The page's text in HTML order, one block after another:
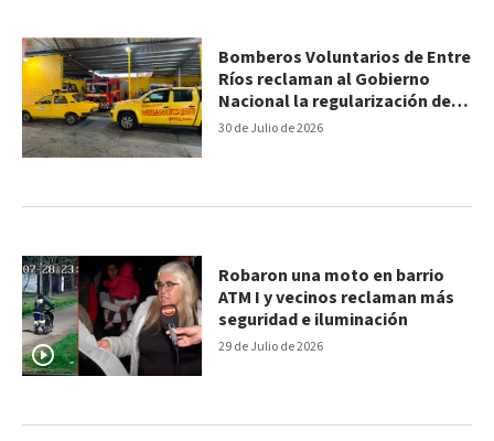
30 de Julio de 2026
Bomberos Voluntarios de Entre
Ríos reclaman al Gobierno
Nacional la regularización de
fondos
29 de Julio de 2026
Robaron una moto en barrio
ATM I y vecinos reclaman más
seguridad e iluminación